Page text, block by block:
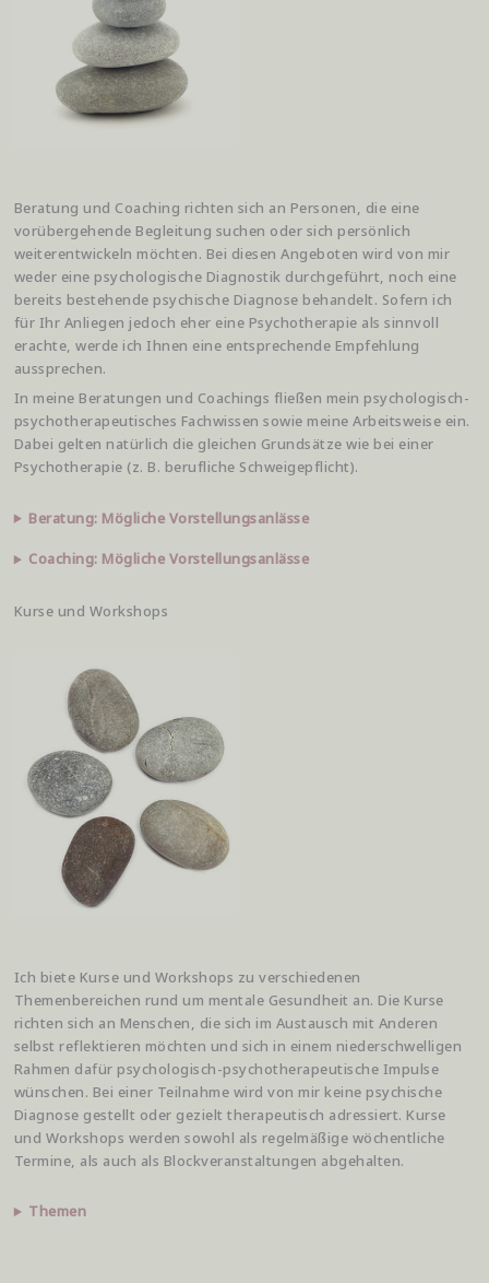
Beratung und Coaching richten sich an Personen, die eine
vorübergehende Begleitung suchen oder sich persönlich
weiterentwickeln möchten. Bei diesen Angeboten wird von mir
weder eine psychologische Diagnostik durchgeführt, noch eine
bereits bestehende psychische Diagnose behandelt. Sofern ich
für Ihr Anliegen jedoch eher eine Psychotherapie als sinnvoll
erachte, werde ich Ihnen eine entsprechende Empfehlung
aussprechen.
In meine Beratungen und Coachings fließen mein psychologisch-
psychotherapeutisches Fachwissen sowie meine Arbeitsweise ein.
Dabei gelten natürlich die gleichen Grundsätze wie bei einer
Psychotherapie (z. B. berufliche Schweigepflicht).
Beratung: Mögliche Vorstellungsanlässe
Coaching: Mögliche Vorstellungsanlässe
Kurse und Workshops
Ich biete Kurse und Workshops zu verschiedenen
Themenbereichen rund um mentale Gesundheit an. Die Kurse
richten sich an Menschen, die sich im Austausch mit Anderen
selbst reflektieren möchten und sich in einem niederschwelligen
Rahmen dafür psychologisch-psychotherapeutische Impulse
wünschen. Bei einer Teilnahme wird von mir keine psychische
Diagnose gestellt oder gezielt therapeutisch adressiert. Kurse
und Workshops werden sowohl als regelmäßige wöchentliche
Termine, als auch als Blockveranstaltungen abgehalten.
Themen